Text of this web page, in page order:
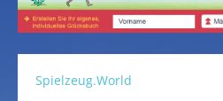
Spielzeug.World